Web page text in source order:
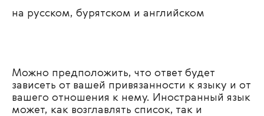
на русском, бурятском и английском
Можно предположить, что ответ будет
зависеть от вашей привязанности к языку и от
вашего отношения к нему. Иностранный язык
может, как возглавлять список, так и